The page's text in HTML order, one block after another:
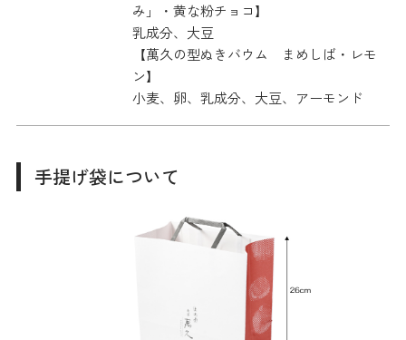
み」・黄な粉チョコ】
乳成分、大豆
【萬久の型ぬきバウム まめしば・レモ
ン】
小麦、卵、乳成分、大豆、アーモンド
手提げ袋について